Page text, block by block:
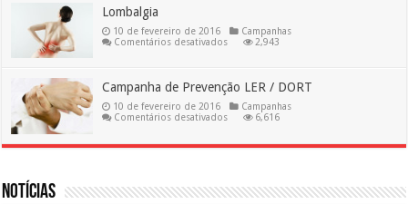
Lombalgia
10 de fevereiro de 2016
Campanhas
Comentários desativadosem
2,943
Campanha de Prevenção LER / DORT
10 de fevereiro de 2016
Campanhas
Comentários desativadosem
Prevenção
6,616
Notícias